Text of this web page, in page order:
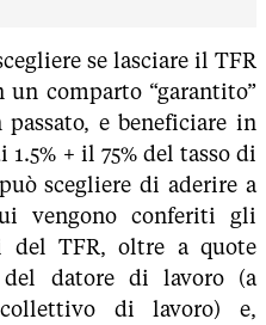
se lasciare il TFR
comparto “garantito”
e beneficiare in
+ il 75% del tasso di
scegliere di aderire a
vengono conferiti gli
del TFR, oltre a quote
datore di lavoro (a
di lavoro) e,